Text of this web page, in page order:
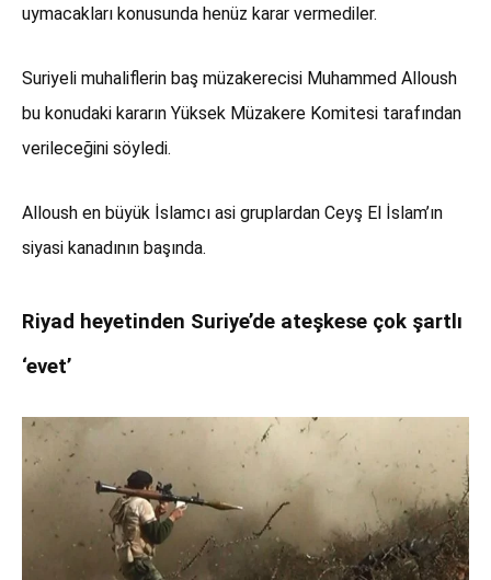
uymacakları konusunda henüz karar vermediler.
Suriyeli muhaliflerin baş müzakerecisi Muhammed Alloush
bu konudaki kararın Yüksek Müzakere Komitesi tarafından
verileceğini söyledi.
Alloush en büyük İslamcı asi gruplardan Ceyş El İslam’ın
siyasi kanadının başında.
Riyad heyetinden Suriye’de ateşkese çok şartlı
‘evet’